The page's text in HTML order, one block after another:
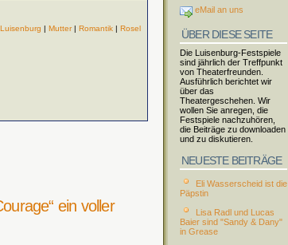
Luisenburg | Mutter| Romantik | Rosel
ein voller
eMail an uns
ÜBER DIESE SEITE
Die Luisenburg-Festspiele
sind jährlich der Treffpunkt
von Theaterfreunden.
Ausführlich berichtet wir
über das
Theatergeschehen. Wir
wollen Sie anregen, die
Festspiele nachzuhören,
die Beiträge zu downloaden
und zu diskutieren.
NEUESTE BEITRÄGE
Eli Wasserscheid ist die
Päpstin
Lisa Radl und Lucas
Baier sind "Sandy & Dany"
in Grease